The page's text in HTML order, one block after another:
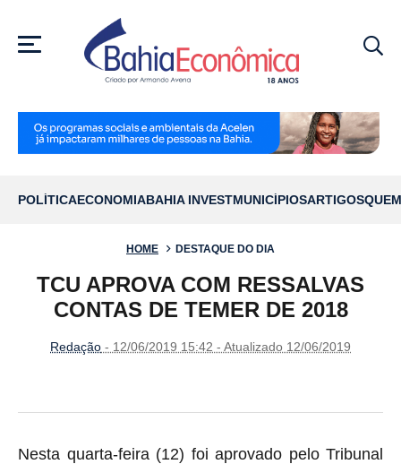
MENU
POLÍTICAECONOMIABAHIA INVESTMUNICÍPIOSARTIGOS
HOME DESTAQUE DO DIA
TCU APROVA COM RESSALVAS
CONTAS DE TEMER DE 2018
Redação - 12/06/2019 15:42 - Atualizado 12/06/2019
Nesta quarta-feira (12) foi aprovado pelo Tribunal